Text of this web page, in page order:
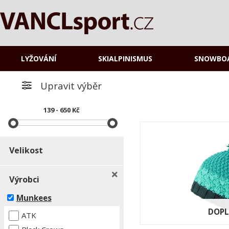
LYŽOVÁNÍ SKIALPINISMUS
Upravit výběr
139 - 650 Kč
Velikost
Výrobci
Munkees
ATK